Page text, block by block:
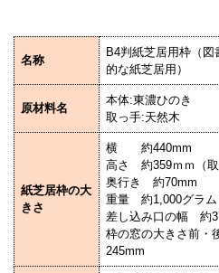
名称
B4判紙芝居用枠（
的な紙芝居用）
原材料名
本体:東濃ひのき
取っ手:天然木
紙芝居枠の大
きさ
横 約440mm
高さ 約359ｍｍ（取
奥行き 約70mm
重量 約1,000グラム
差し込み口の幅 約
枠の窓の大きさ前
245mm